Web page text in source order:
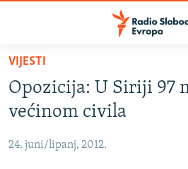
Pređite
glavni
sadržaj
na
BOSNA I HERCEGOVINA
KOSOVO
VIJESTI
Opozicija: U Siriji 97
većinom civila
24. juni/lipanj, 2012.